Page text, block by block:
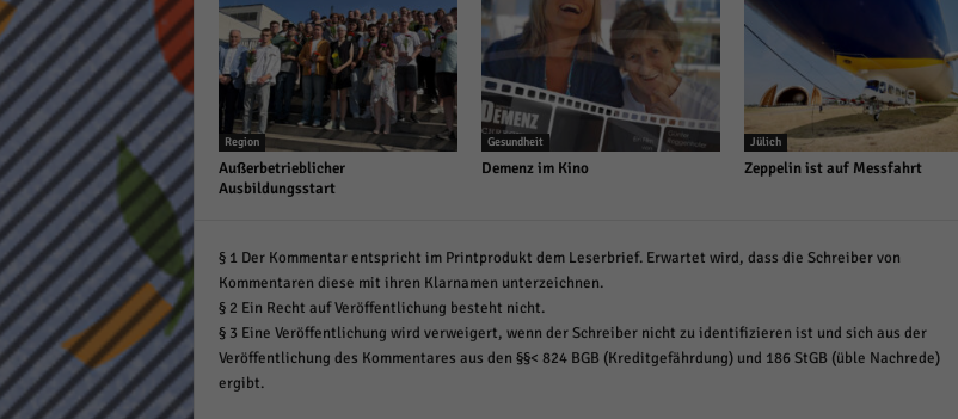
Region
Außerbetrieblicher
Ausbildungsstart
Gesundheit
Demenz im Kino
Jülich
Zeppelin ist auf Messfahrt
§ 1 Der Kommentar entspricht im Printprodukt dem Leserbrief. Erwartet wird, dass die Schreiber von
Kommentaren diese mit ihren Klarnamen unterzeichnen.
§ 2 Ein Recht auf Veröffentlichung besteht nicht.
§ 3 Eine Veröffentlichung wird verweigert, wenn der Schreiber nicht zu identifizieren ist und sich aus der
Veröffentlichung des Kommentares aus den §§< 824 BGB (Kreditgefährdung) und 186 StGB (üble Nachrede)
ergibt.